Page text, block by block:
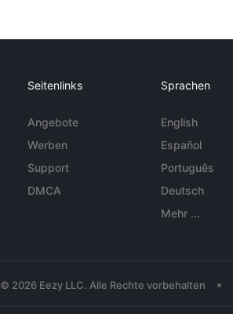
Seitenlinks
Angebote
Werben
Support
DMCA
Sprachen
English
Español
Português
Deutsch
Mehr ...
© 2026 Eezy LLC. Alle Rechte vorbehalten •